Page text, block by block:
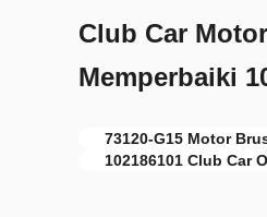
Club Car
Memperbaiki
73120-G15 Motor
102186101 Club Car